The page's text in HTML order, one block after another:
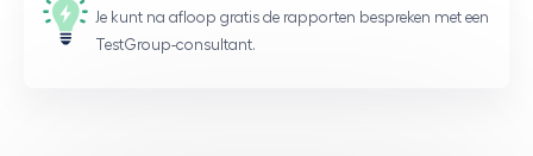
Je kunt na afloop gratis de rapporten bespreken met een
TestGroup-consultant.